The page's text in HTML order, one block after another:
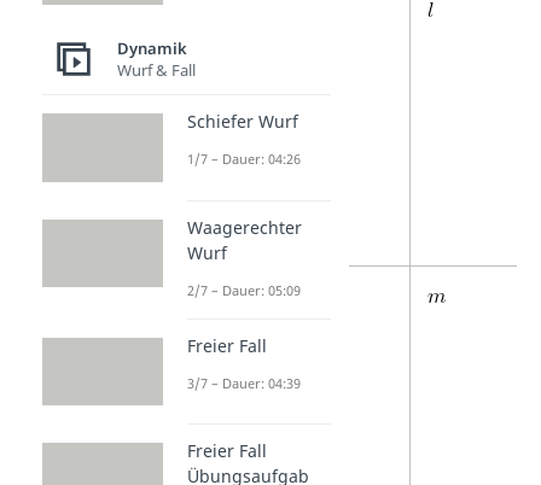
Masse
Dynamik
Wurf & Fall
Schiefer Wurf
1/7 – Dauer: 04:26
Waagerechter
Wurf
2/7 – Dauer: 05:09
Freier Fall
3/7 – Dauer: 04:39
Freier Fall
Übungsaufgab